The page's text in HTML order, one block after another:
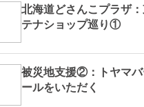
北海道どさんこプラザ
テナショップ巡り①
被災地支援②：トヤマ
ールをいただく